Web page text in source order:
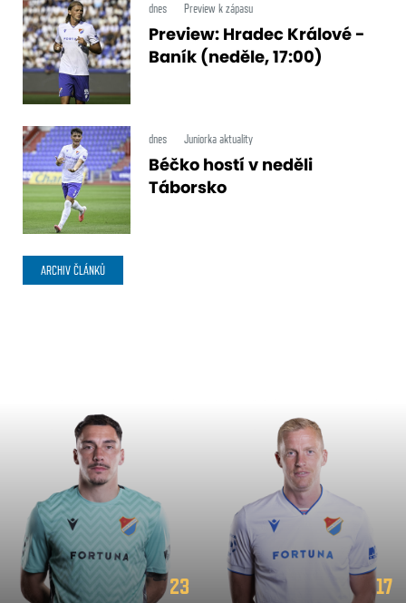
dnes Preview k zápasu
Preview: Hradec Králové -
Baník (neděle, 17:00)
dnes Juniorka aktuality
Béčko hostí v neděli
Táborsko
ARCHIV ČLÁNKŮ
23 17